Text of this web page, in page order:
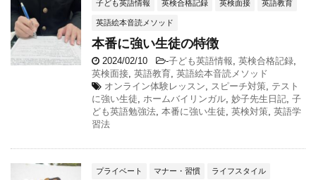
子ども英語情報 英検合格記録 英検面接 英語教育
英語絵本音読メソッド
本番に強い生徒の特徴
2024/02/10 -子ども英語情報, 英検合格記録,
英検面接, 英語教育, 英語絵本音読メソッド
オンライン体験レッスン, スピーチ対策, テスト
に強い生徒, ホームバイリンガル, 妙子先生日記, 子
ども英語勉強法, 本番に強い生徒, 英検対策, 英語学
習法
プライベート マナー・習慣 ライフスタイル